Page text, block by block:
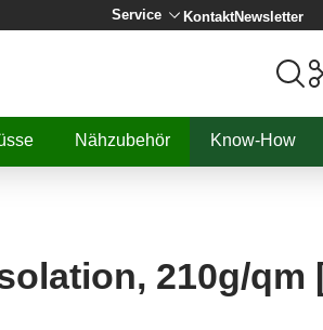
Service KontaktNewsletter
Nähzubehör Know-How
210g/qm